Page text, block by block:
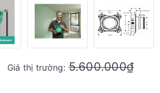
Giá thị trường:5.600.000₫